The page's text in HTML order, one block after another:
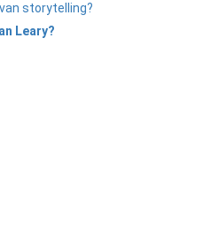
storytelling?
Leary?